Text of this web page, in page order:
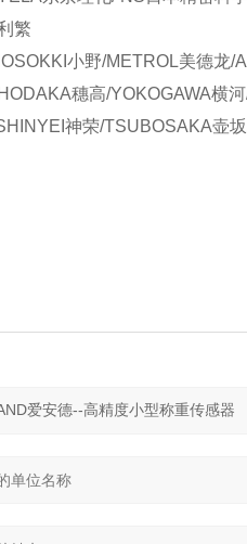
繁
小野/METROL美德龙
穗高/YOKOGAWA横
神荣/TSUBOSAKA壶